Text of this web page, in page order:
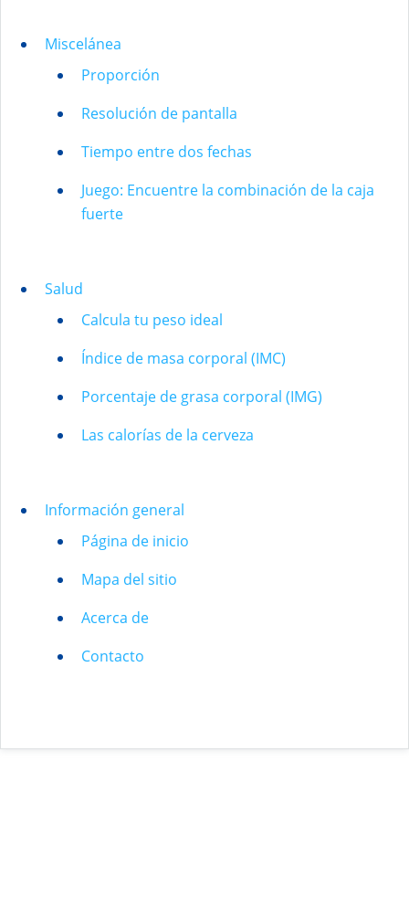
Miscelánea
Proporción
Resolución de pantalla
Tiempo entre dos fechas
Juego: Encuentre la combinación de la caja
fuerte
Salud
Calcula tu peso ideal
Índice de masa corporal (IMC)
Porcentaje de grasa corporal (IMG)
Las calorías de la cerveza
Información general
Página de inicio
Mapa del sitio
Acerca de
Contacto